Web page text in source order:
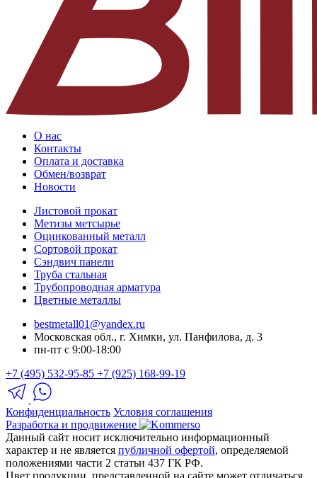
О нас
Контакты
Оплата и доставка
Обмен/возврат
Новости
Листовой прокат
Метизы метсырье
Оцинкованный металл
Сортовой прокат
Сэндвич панели
Труба стальная
Трубопроводная арматура
Цветные металлы
bestmetall01@yandex.ru
Московская обл., г. Химки, ул. Панфилова, д. 3
пн-пт с 9:00-18:00
+7 (495) 532-95-85 +7 (925) 168-99-19
Конфиденциальность Условия соглашения
Разработка и продвижение
Данный сайт носит исключительно информационный
характер и не является публичной офертой, определяемой
положениями части 2 статьи 437 ГК РФ.
Цвет продукции, представленной на сайте может отличаться